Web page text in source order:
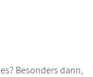
Besonders dann,